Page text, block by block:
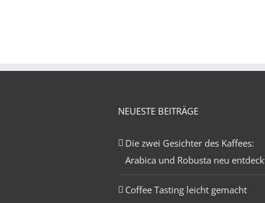
NEUESTE BEITRÄGE
Die zwei Gesichter des Kaffees:
Arabica und Robusta neu
Coffee Tasting leicht gemacht